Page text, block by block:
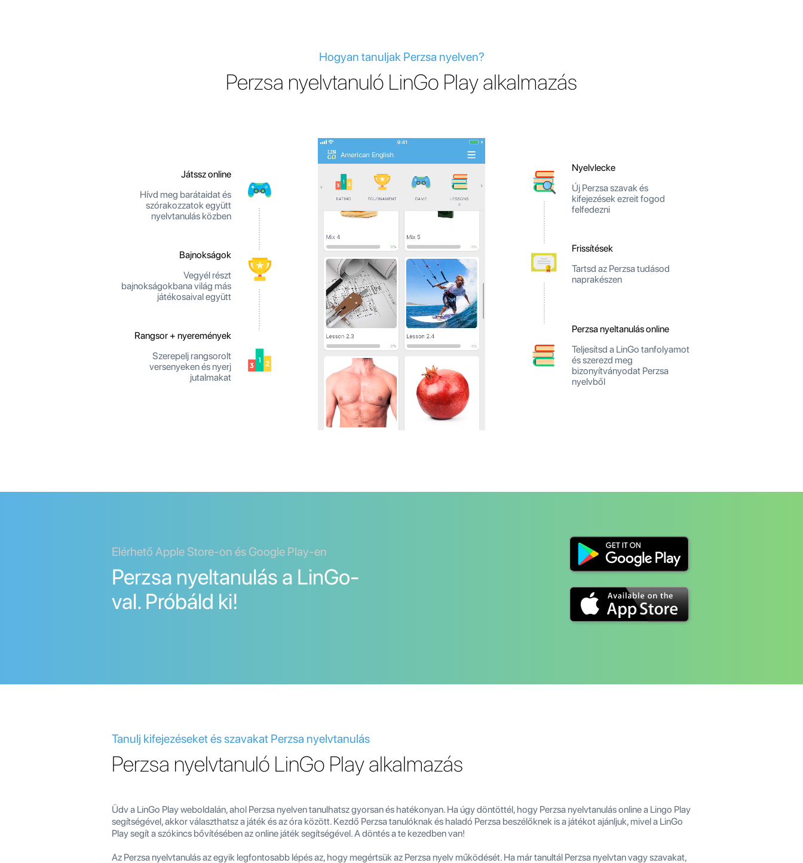
Hogyan tanuljak Perzsa nyelven?
Perzsa nyelvtanuló LinGo Play alkalmazás
Játssz online
Hívd meg barátaidat és
szórakozzatok együtt
nyelvtanulás közben
Bajnokságok
Vegyél részt
bajnokságokbana világ más
játékosaival együtt
Rangsor + nyeremények
Szerepelj rangsorolt
versenyeken és nyerj
jutalmakat
Nyelvlecke
Új Perzsa szavak és
kifejezések ezreit fogod
felfedezni
Frissítések
Tartsd az Perzsa tudásod
naprakészen
Perzsa nyeltanulás online
Teljesítsd a LinGo tanfolyamot
és szerezd meg
bizonyítványodat Perzsa
nyelvből
Elérhető Apple Store-on és Google Play-en
Perzsa nyeltanulás a LinGo-
val. Próbáld ki!
Tanulj kifejezéseket és szavakat Perzsa nyelvtanulás
Perzsa nyelvtanuló LinGo Play alkalmazás
Üdv a LinGo Play weboldalán, ahol Perzsa nyelven tanulhatsz gyorsan és hatékonyan. Ha úgy döntöttél, hogy Perzsa nyelvtanulás online a Lingo Play
segítségével, akkor választhatsz a játék és az óra között. Kezdő Perzsa tanulóknak és haladó Perzsa beszélőknek is a játékot ajánljuk, mivel a LinGo
Play segít a szókincs bővítésében az online játék segítségével. A döntés a te kezedben van!
Az Perzsa nyelvtanulás az egyik legfontosabb lépés az, hogy megértsük az Perzsa nyelv működését. Ha már tanultál Perzsa nyelvtan vagy szavakat,